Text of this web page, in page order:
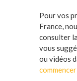
Pour vos
France,
consulter
vous
ou vidéos
commencer